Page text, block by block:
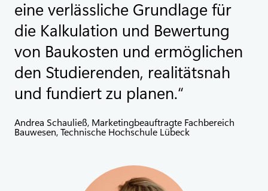
eine verlässliche Grundlage für
die Kalkulation und Bewertung
von Baukosten und ermöglichen
den Studierenden, realitätsnah
und fundiert zu planen.
Andrea Schauließ, Marketingbeauftragte Fachbereich
Bauwesen, Technische Hochschule Lübeck